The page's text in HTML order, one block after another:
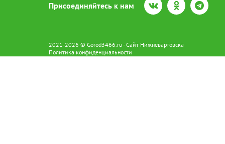
Присоединяйтесь к нам
2021-2026 © Gorod3466.ru - Сайт Нижневартовска
Политика конфиденциальности